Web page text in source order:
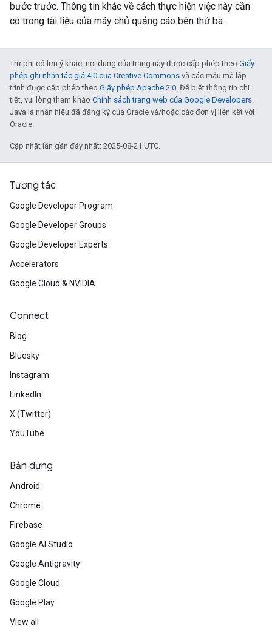
bước trước. Thông tin khác về cách thực hiện việc này cần
có trong tài liệu của máy chủ quảng cáo bên thứ ba.
Trừ phi có lưu ý khác, nội dung của trang này được cấp phép theo Giấy
phép ghi nhận tác giả 4.0 của Creative Commons và các mẫu mã lập
trình được cấp phép theo Giấy phép Apache 2.0. Để biết thông tin chi
tiết, vui lòng tham khảo Chính sách trang web của Google Developers.
Java là nhãn hiệu đã đăng ký của Oracle và/hoặc các đơn vị liên kết với
Oracle.
Cập nhật lần gần đây nhất: 2025-08-21 UTC.
Tương tác
Google Developer Program
Google Developer Groups
Google Developer Experts
Accelerators
Google Cloud & NVIDIA
Connect
Blog
Bluesky
Instagram
LinkedIn
X (Twitter)
YouTube
Bản dựng
Android
Chrome
Firebase
Google AI Studio
Google Antigravity
Google Cloud
Google Play
View all